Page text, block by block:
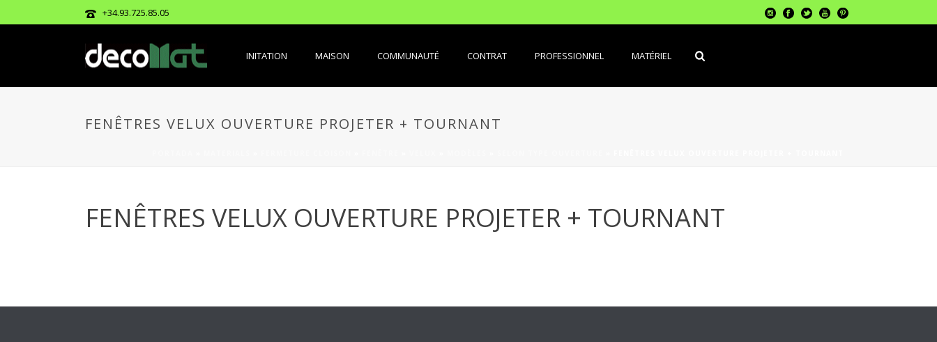
+34.93.725.85.05
INITATION MAISON COMMUNAUTÉ CONTRAT PROFESSIONNEL MATÉRIEL
FENÊTRES VELUX OUVERTURE PROJETER + TOURNANT
FENÊTRES VELUX OUVERTURE PROJETER + TOURNANT